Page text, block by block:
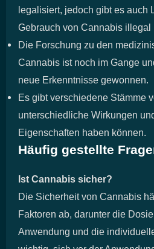
legalisiert, jedoch gibt es auch
Gebrauch von Cannabis illegal
Die Forschung zu den
Cannabis ist noch im Gange
neue Erkenntnisse gewonnen.
Es gibt verschiedene Stämme
unterschiedliche Wirkungen
Eigenschaften haben können.
Häufig gestellte
Ist Cannabis sicher?
Die Sicherheit von Cannabis
Faktoren ab, darunter die
Anwendung und die